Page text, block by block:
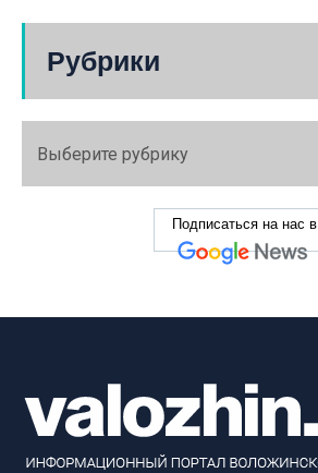
Рубрики
Подписаться на нас в